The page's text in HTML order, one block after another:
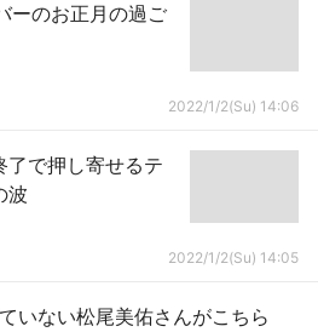
ーのお正月の過ご
2022/1/2(Su) 14:06
了で押し寄せるテ
波
2022/1/2(Su) 14:05
いない松尾美佑さんがこちら